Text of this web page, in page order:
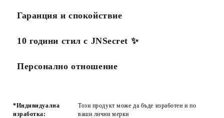
Гаранция и спокойствие
10 години стил с JNSecret ✨️
Персонално отношение
*Индивидуална
изработка:
Този продукт може да бъде изработен и по
ваши лични мерки